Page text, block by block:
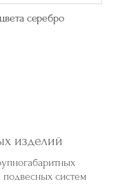
серебро
изделий
подвесных систем